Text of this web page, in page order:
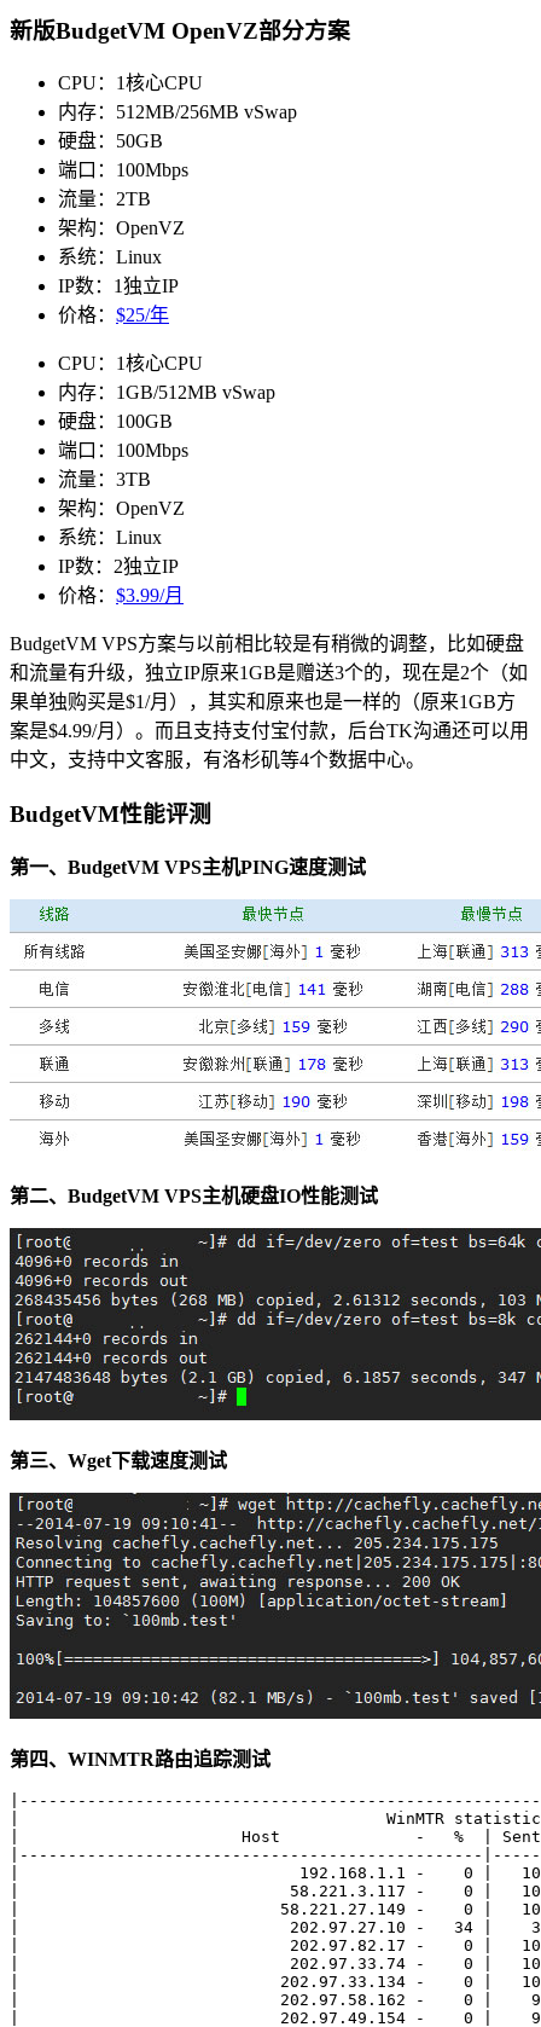
新版BudgetVM OpenVZ部分方案
CPU：1核心CPU
内存：512MB/256MB vSwap
硬盘：50GB
端口：100Mbps
流量：2TB
架构：OpenVZ
系统：Linux
IP数：1独立IP
价格： $25/年
CPU：1核心CPU
内存：1GB/512MB vSwap
硬盘：100GB
端口：100Mbps
流量：3TB
架构：OpenVZ
系统：Linux
IP数：2独立IP
价格： $3.99/月
BudgetVM VPS方案与以前相比较是有稍微的调整，比如硬盘
和流量有升级，独立IP原来1GB是赠送3个的，现在是2个（如
果单独购买是$1/月），其实和原来也是一样的（原来1GB方
案是$4.99/月）。而且支持支付宝付款，后台TK沟通还可以用
中文，支持中文客服，有洛杉矶等4个数据中心。
BudgetVM性能评测
第一、BudgetVM VPS主机PING速度测试
第二、BudgetVM VPS主机硬盘IO性能测试
第三、Wget下载速度测试
第四、WINMTR路由追踪测试
|                                      WinMTR
|                       Host              -   %  | Sent |
|------------------------------------------------
|                             192.168.1.1 -    0 |
|                            58.221.3.117 -    0 |
|                           58.221.27.149 -    0 |
|                            202.97.27.10 -   34 |
|                            202.97.82.17 -    0 |
|                            202.97.33.74 -    0 |
|                           202.97.33.134 -    0 |
|                           202.97.58.162 -    0 |    9
|                           202.97.49.154 -    0 |    9